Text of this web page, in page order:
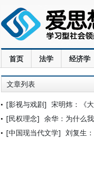
首页 法学 经济学
文章列表
[影视与戏剧] 宋明炜：《
[民权理念] 余华：为什么
[中国现当代文学] 刘复生